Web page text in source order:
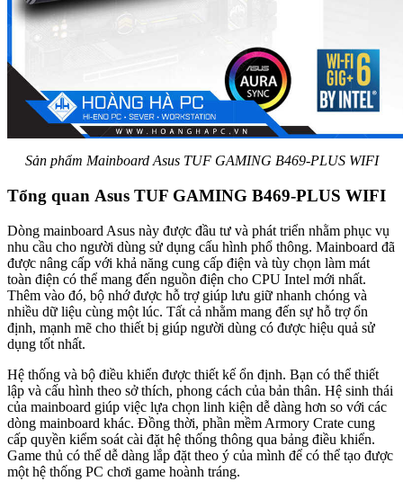
Sản phẩm Mainboard Asus TUF GAMING B469-PLUS WIFI
Tổng quan Asus TUF GAMING B469-PLUS WIFI
Dòng mainboard Asus này được đầu tư và phát triển nhằm phục vụ
nhu cầu cho người dùng sử dụng cấu hình phổ thông. Mainboard đã
được nâng cấp với khả năng cung cấp điện và tùy chọn làm mát
toàn điện có thể mang đến nguồn điện cho CPU Intel mới nhất.
Thêm vào đó, bộ nhớ được hỗ trợ giúp lưu giữ nhanh chóng và
nhiều dữ liệu cùng một lúc. Tất cả nhằm mang đến sự hỗ trợ ổn
định, mạnh mẽ cho thiết bị giúp người dùng có được hiệu quả sử
dụng tốt nhất.
Hệ thống và bộ điều khiển được thiết kế ổn định. Bạn có thể thiết
lập và cấu hình theo sở thích, phong cách của bản thân. Hệ sinh thái
của mainboard giúp việc lựa chọn linh kiện dễ dàng hơn so với các
dòng mainboard khác. Đồng thời, phần mềm Armory Crate cung
cấp quyền kiểm soát cài đặt hệ thống thông qua bảng điều khiển.
Game thủ có thể dễ dàng lắp đặt theo ý của mình để có thể tạo được
một hệ thống PC chơi game hoành tráng.